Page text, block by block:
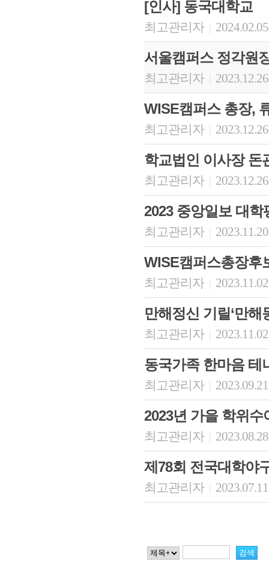
[인사] 동국대학교
최고관리자
서울캠퍼스 정각원
최고관리자
WISE캠퍼스 총장,
최고관리자
학교법인 이사장 돈
최고관리자
2023 중앙일보 대
최고관리자
WISE캠퍼스총장후
최고관리자
만해정신 기릴‘만해
최고관리자
동국가족 한마음 테
최고관리자
2023년 가을 학위수
최고관리자
제78회 전국대학야
최고관리자